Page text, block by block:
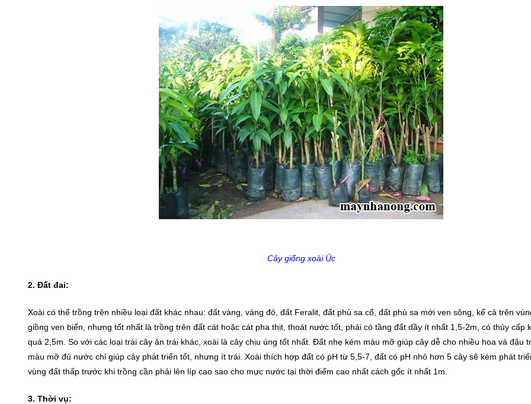
Cây giống xoài Úc
2. Đất đai:
Xoài có thể trồng trên nhiều loại đất khác nhau: đất vàng, vàng đỏ, đất Feralit, đất phù sa cổ, đất phù sa mới ven sông, kể cả trên
giồng ven biển, nhưng tốt nhất là trồng trên đất cát hoặc cát pha thịt, thoát nước tốt, phải có tầng đất dầy ít nhất 1,5-2m, có thủy cấp
quá 2,5m. So với các loại trái cây ăn trái khác, xoài là cây chịu úng tốt nhất. Đất nhẹ kém màu mỡ giúp cây dễ cho nhiều hoa và đậu
màu mỡ đủ nước chỉ giúp cây phát triển tốt, nhưng ít trái. Xoài thích hợp đất có pH từ 5,5-7, đất có pH nhỏ hơn 5 cây sẽ kém phát
vùng đất thấp trước khi trồng cần phải lên líp cao sao cho mực nước tại thời điểm cao nhất cách gốc ít nhất 1m.
3. Thời vụ: